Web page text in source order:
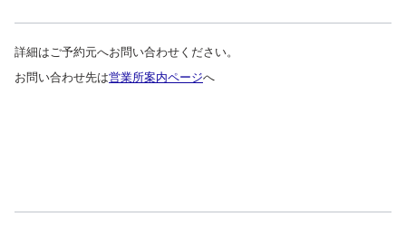
詳細はご予約元へお問い合わせください。
お問い合わせ先は営業所案内ページへ